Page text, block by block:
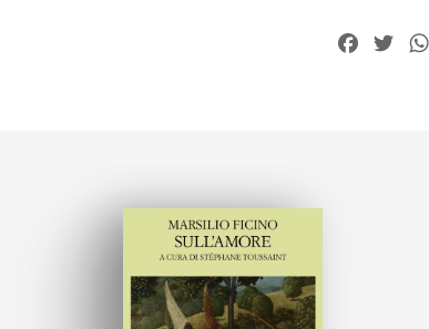
Facebook